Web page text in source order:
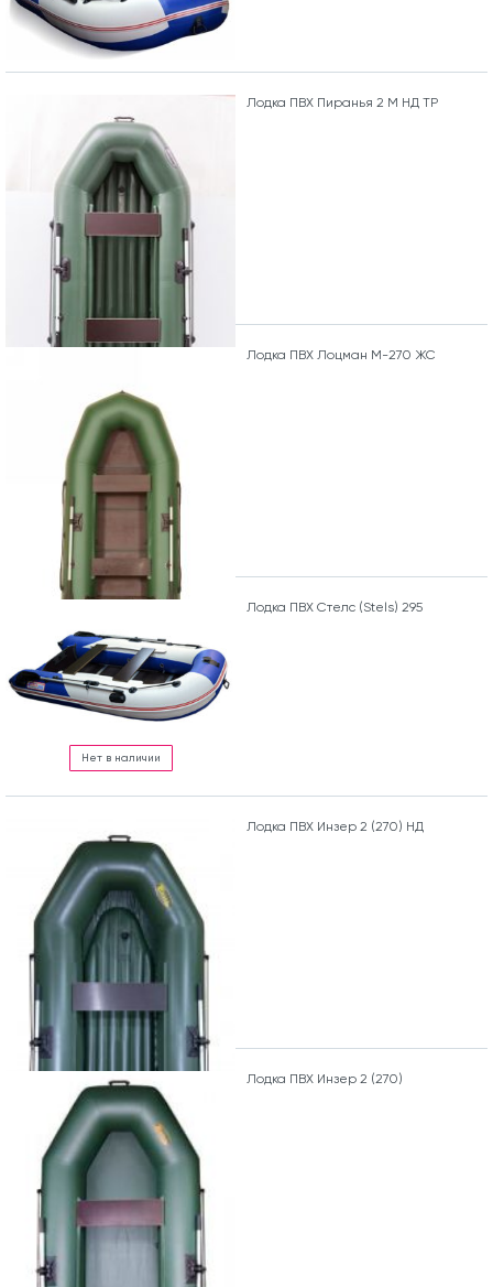
Лодка ПВХ Пиранья 2 М НД ТР
Лодка ПВХ Лоцман М-270 ЖС
Нет в наличии
Лодка ПВХ Стелс (Stels) 295
Лодка ПВХ Инзер 2 (270) НД
Лодка ПВХ Инзер 2 (270)